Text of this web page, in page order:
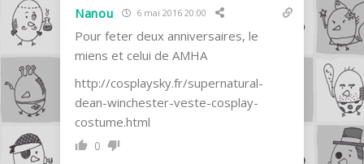
Nanou 6 mai 2016 20:00
Pour feter deux anniversaires, le
miens et celui de AMHA
http://cosplaysky.fr/supernatural-
dean-winchester-veste-cosplay-
costume.html
0